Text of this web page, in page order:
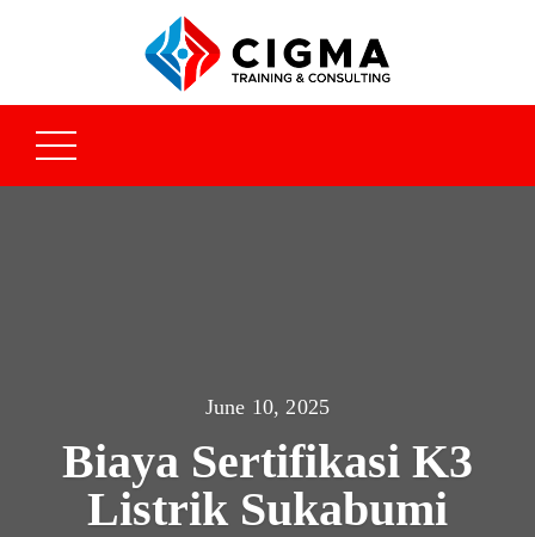
June 10, 2025
Biaya Sertifikasi K3
Listrik Sukabumi